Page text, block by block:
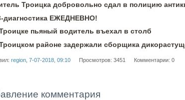
Троицка добровольно сдал в полицию
диагностика ЕЖЕДНЕВНО!
пьяный водитель въехал в столб
районе задержали сборщика
region, 7-07-2018, 09:10 Просмотров: 3451 Комментарии: 0
комментария